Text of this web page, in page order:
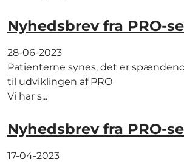
Nyhedsbrev fra PRO-
28-06-2023
Patienterne synes, det er
til udviklingen af PRO
Vi har s...
Nyhedsbrev fra PRO-
17-04-2023